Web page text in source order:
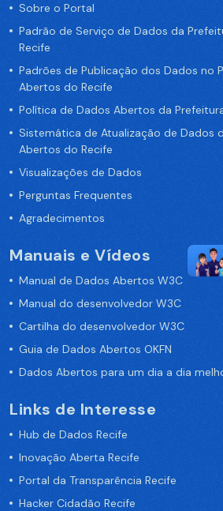
Sobre o Portal
Padrão de Serviço de Dados da
Recife
Padrões de Publicação dos Dados no
Abertos do Recife
Política de Dados Abertos da
Sistemática de Atualização de Dados
Abertos do Recife
Visualizações de Dados
Perguntas Frequentes
Agradecimentos
Manuais e Vídeos
Manual de Dados Abertos W3C
Manual do desenvolvedor W3C
Cartilha do desenvolvedor W3C
Guia de Dados Abertos OKFN
Dados Abertos para um dia a dia
Links de Interesse
Hub de Dados Recife
Inovação Aberta Recife
Portal da Transparência Recife
Hacker Cidadão Recife